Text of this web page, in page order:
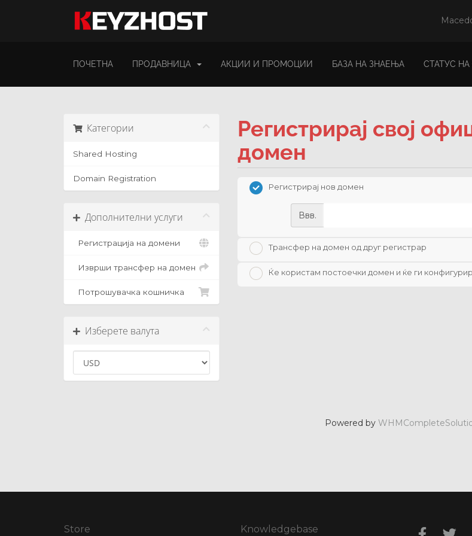
ПОЧЕТНА ПРОДАВНИЦА АКЦИИ И ПРОМОЦИИ БАЗА НА ЗНАЕЊА СТАТУС НА
Категории
Shared Hosting
Domain Registration
Дополнителни услуги
Регистрација на домени
Изврши трансфер на домен
Потрошувачка кошничка
Изберете валута
Регистрирај свој
домен
Регистрирај нов домен
Ввв.
Трансфер на домен од друг регистрар
Ќе користам постоечки домен и ќе ги
Powered by
Store Knowledgebase